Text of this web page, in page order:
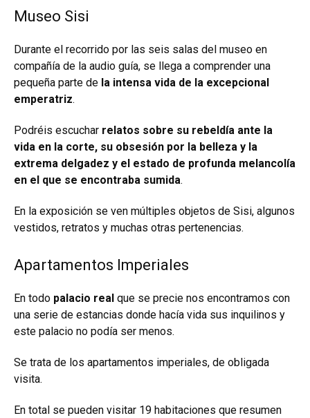
Museo Sisi
Durante el recorrido por las seis salas del museo en
compañía de la audio guía, se llega a comprender una
pequeña parte de la intensa vida de la excepcional
emperatriz.
Podréis escuchar relatos sobre su rebeldía ante la
vida en la corte, su obsesión por la belleza y la
extrema delgadez y el estado de profunda melancolía
en el que se encontraba sumida.
En la exposición se ven múltiples objetos de Sisi, algunos
vestidos, retratos y muchas otras pertenencias.
Apartamentos Imperiales
En todo palacio real que se precie nos encontramos con
una serie de estancias donde hacía vida sus inquilinos y
este palacio no podía ser menos.
Se trata de los apartamentos imperiales, de obligada
visita.
En total se pueden visitar 19 habitaciones que resumen